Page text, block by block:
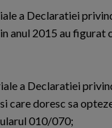
a Declaratiei
anul 2015 au
a Declaratiei
care doresc sa
010/070;